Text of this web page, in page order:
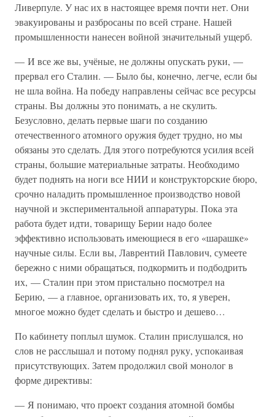
Ливерпуле. У нас их в настоящее время почти нет. Они
эвакуированы и разбросаны по всей стране. Нашей
промышленности нанесен войной значительный ущерб.
— И все же вы, учёные, не должны опускать руки, —
прервал его Сталин. — Было бы, конечно, легче, если бы
не шла война. На победу направлены сейчас все ресурсы
страны. Вы должны это понимать, а не скулить.
Безусловно, делать первые шаги по созданию
отечественного атомного оружия будет трудно, но мы
обязаны это сделать. Для этого потребуются усилия всей
страны, большие материальные затраты. Необходимо
будет поднять на ноги все НИИ и конструкторские бюро,
срочно наладить промышленное производство новой
научной и экспериментальной аппаратуры. Пока эта
работа будет идти, товарищу Берии надо более
эффективно использовать имеющиеся в его «шарашке»
научные силы. Если вы, Лаврентий Павлович, сумеете
бережно с ними обращаться, подкормить и подбодрить
их, — Сталин при этом пристально посмотрел на
Берию, — а главное, организовать их, то, я уверен,
многое можно будет сделать и быстро и дешево…
По кабинету поплыл шумок. Сталин прислушался, но
слов не расслышал и потому поднял руку, успокаивая
присутствующих. Затем продолжил свой монолог в
форме директивы:
— Я понимаю, что проект создания атомной бомбы